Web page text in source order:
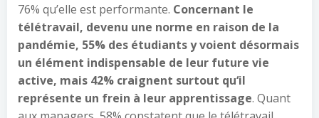
76% qu’elle est performante. Concernant le
télétravail, devenu une norme en raison de la
pandémie, 55% des étudiants y voient désormais
un élément indispensable de leur future vie
active, mais 42% craignent surtout qu‘il
représente un frein à leur apprentissage. Quant